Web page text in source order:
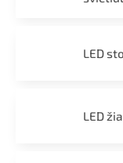
LED
LED